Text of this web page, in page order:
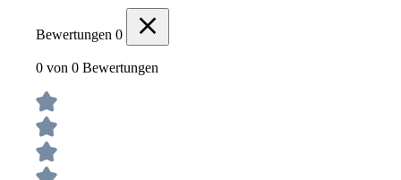
Bewertungen 0
0 von 0 Bewertungen